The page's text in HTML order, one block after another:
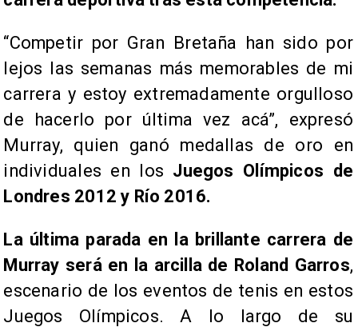
“Competir por Gran Bretaña han sido por
lejos las semanas más memorables de mi
carrera y estoy extremadamente orgulloso
de hacerlo por última vez acá”, expresó
Murray, quien ganó medallas de oro en
individuales en los Juegos Olímpicos de
Londres 2012 y Río 2016.
La última parada en la brillante carrera de
Murray será en la arcilla de Roland Garros,
escenario de los eventos de tenis en estos
Juegos Olímpicos. A lo largo de su